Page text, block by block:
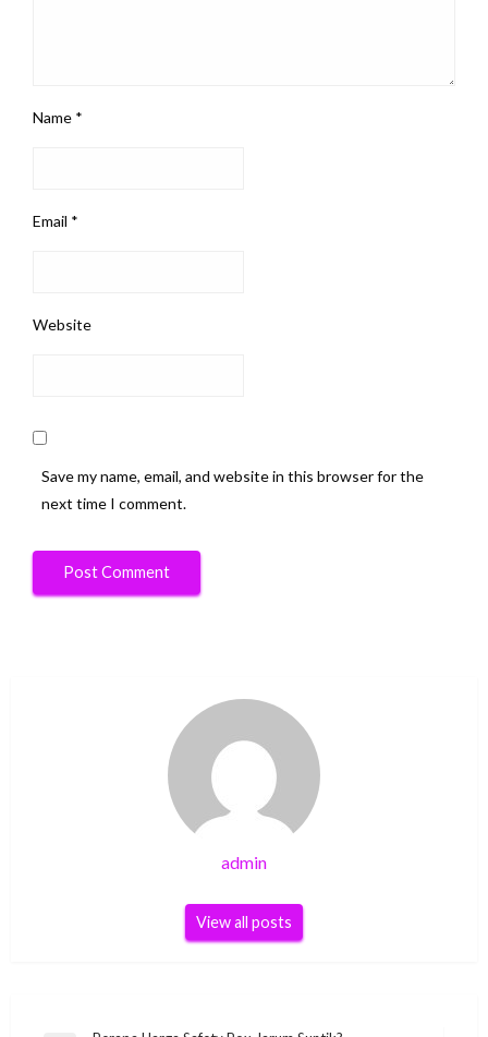
Name *
Email *
Website
Save my name, email, and website in this browser for the
next time I comment.
admin
View all posts